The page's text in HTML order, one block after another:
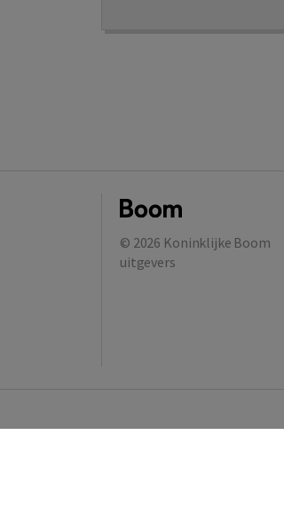
© 2026 Koninklijke Boom
uitgevers